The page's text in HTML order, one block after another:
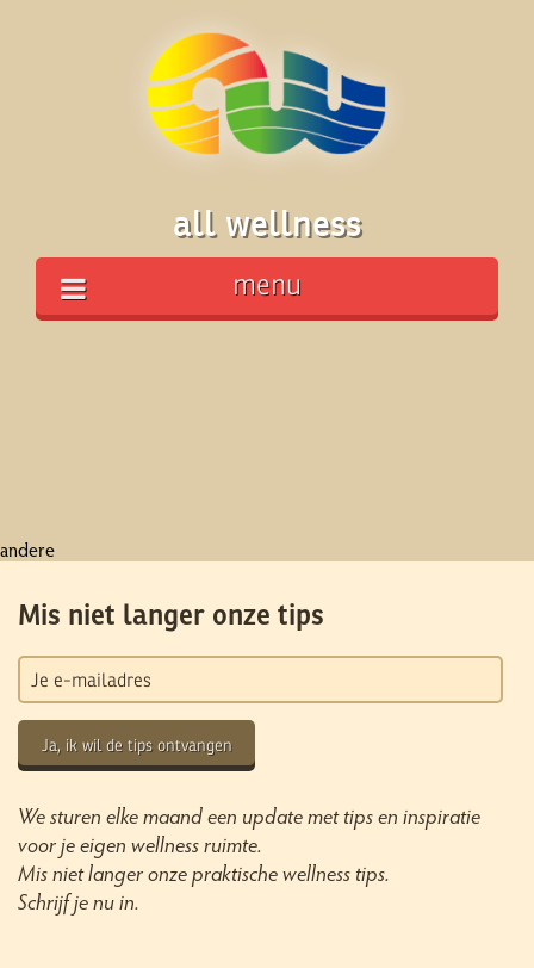
all wellness
menu
andere
Mis niet langer onze tips
Ja, ik wil de tips ontvangen
We sturen elke maand een update met tips en inspiratie
voor je eigen wellness ruimte.
Mis niet langer onze praktische wellness tips.
Schrijf je nu in.